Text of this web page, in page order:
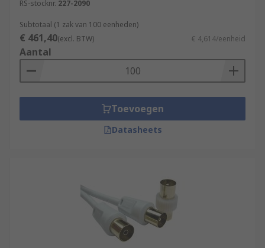
RS-stocknr. 227-2090
Subtotaal (1 zak van 100 eenheden)
€ 461,40(excl. BTW) € 4,614/eenheid
Aantal
Toevoegen
Datasheets